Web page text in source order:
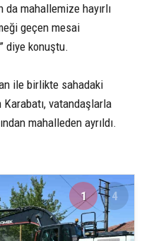
mahallemize hayırlı
geçen mesai
diye konuştu.
ile birlikte sahadaki
Karabatı, vatandaşlarla
mahalleden ayrıldı.
1 4